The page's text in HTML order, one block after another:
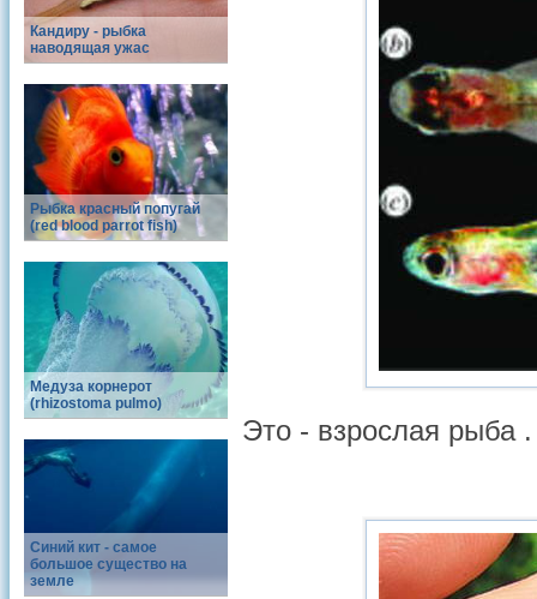
Кандиру - рыбка
наводящая ужас
Рыбка красный попугай
(red blood parrot fish)
Медуза корнерот
(rhizostoma pulmo)
Синий кит - самое
большое существо на
земле
Это - взрослая рыба .